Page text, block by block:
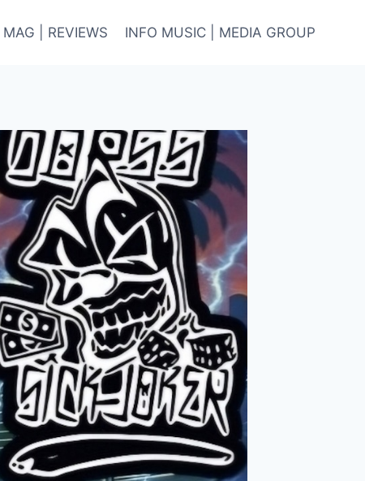
| REVIEWS INFO MUSIC | MEDIA GROUP